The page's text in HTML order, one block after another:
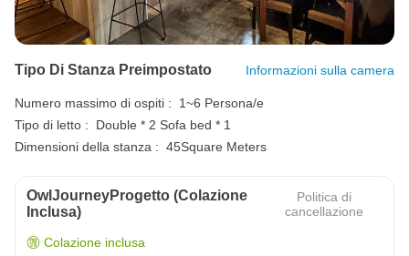
Tipo Di Stanza Preimpostato Informazioni sulla camera
Numero massimo di ospiti :
1~6 Persona/e
Tipo di letto :
Double * 2 Sofa bed * 1
Dimensioni della stanza : 45Square Meters
OwlJourneyProgetto (colazione
Inclusa)
Politica di
cancellazione
Colazione inclusa